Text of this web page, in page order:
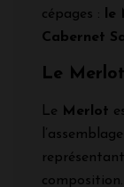
cépages :
le
Cabernet
Le
Le Merlot